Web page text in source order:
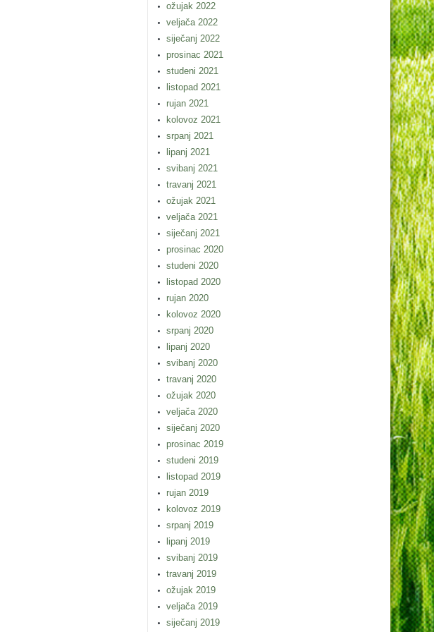
ožujak 2022
veljača 2022
siječanj 2022
prosinac 2021
studeni 2021
listopad 2021
rujan 2021
kolovoz 2021
srpanj 2021
lipanj 2021
svibanj 2021
travanj 2021
ožujak 2021
veljača 2021
siječanj 2021
prosinac 2020
studeni 2020
listopad 2020
rujan 2020
kolovoz 2020
srpanj 2020
lipanj 2020
svibanj 2020
travanj 2020
ožujak 2020
veljača 2020
siječanj 2020
prosinac 2019
studeni 2019
listopad 2019
rujan 2019
kolovoz 2019
srpanj 2019
lipanj 2019
svibanj 2019
travanj 2019
ožujak 2019
veljača 2019
siječanj 2019